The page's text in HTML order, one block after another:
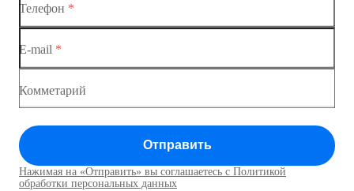
Коммутатор доступа MES1428
Коммутаторы доступа01
Телефон *
E-mail *
Комметарий
Отправить
Нажимая на «Отправить» вы соглашаетесь с Политикой
обработки персональных данных